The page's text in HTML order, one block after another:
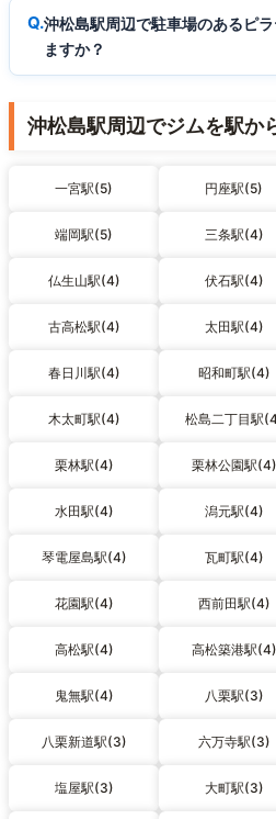
沖松島駅周辺で駐車場のあるピ
ますか？
沖松島駅周辺でジムを駅か
一宮駅(5) 円座駅(5)
端岡駅(5) 三条駅(4)
仏生山駅(4) 伏石駅(4)
古高松駅(4) 太田駅(4)
春日川駅(4) 昭和町駅(4)
木太町駅(4) 松島二丁目駅
栗林駅(4) 栗林公園駅(4)
水田駅(4) 潟元駅(4)
琴電屋島駅(4) 瓦町駅(4)
花園駅(4) 西前田駅(4)
高松駅(4) 高松築港駅(4)
鬼無駅(4) 八栗駅(3)
八栗新道駅(3) 六万寺駅(3)
塩屋駅(3) 大町駅(3)